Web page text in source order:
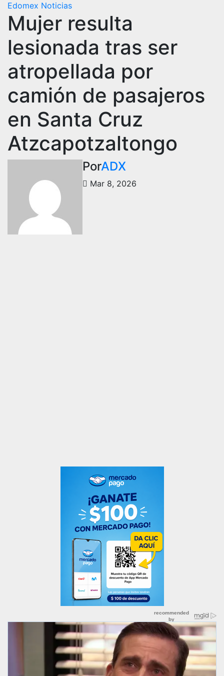
Edomex Noticias
Mujer resulta
lesionada tras ser
atropellada por
camión de pasajeros
en Santa Cruz
Atzcapotzaltongo
PorADX
Mar 8, 2026